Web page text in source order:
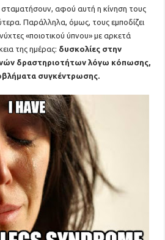
αφού αυτή η κίνηση τους
Παράλληλα, όμως, τους εμποδίζει
«ποιοτικού ύπνου» με αρκετά
της ημέρας: δυσκολίες στην
δραστηριοτήτων λόγω κόπωσης,
συγκέντρωσης.